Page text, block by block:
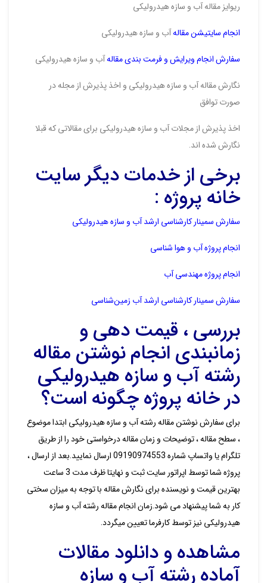
ریوایز مقاله آب و سازه هیدرولیکی
انجام سایتیشن مقالهآب و سازه هیدرولیکی
سفارش انجام ویرایش و فرمت بندی مقالهآب و سازه هیدرولیکی
نگارش مقاله آب و سازه هیدرولیکی و اخذ پذیرش از مجله در
صورت توافق
اخذ پذیرش از مجلات آب و سازه هیدرولیکی برای مقالاتی که قبلا
نگارش شده اند.
برخی از خدمات دیگر سایت
خانه پروژه :
سفارش سمینار کارشناسی ارشد آب و سازه هیدرولیکی
انجام پروژه آب و هوا شناسی
انجام پروژه مهندسی آب
سفارش سمینار کارشناسی ارشد آب زمین‌شناسی
بررسی ، قیمت دهی و
زمانبندی انجام نوشتن مقاله
رشته آب و سازه هیدرولیکی
در خانه پروژه چگونه است؟
برای سفارش نوشتن مقاله رشته آب و سازه هیدرولیکی ابتدا موضوع
، سطح مقاله ، توضیحات و زمان مقاله درخواستی خود را از طریق
تلگرام یا واتساپ شماره 09190974553 ارسال نمایید.بعد از ارسال ،
پروژه شما توسط اپراتور سایت ثبت و نهایتا ظرف مدت 3 ساعت
بهترین قیمت و نویسنده برای نگارش مقاله با توجه به میزان سختی
کار به شما پیشنهاد می شود.زمان انجام مقاله رشته آب و سازه
هیدرولیکی نیز توسط کارفرما تعیین میگردد.
مشاهده و دانلود مقالات
آماده رشته آب و سازه